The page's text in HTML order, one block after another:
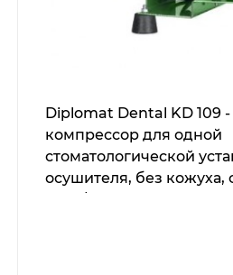
Diplomat Dental KD 109
компрессор для одной
стоматологической
осушителя, без кожуха,